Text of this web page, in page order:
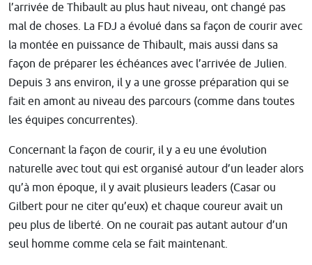
l’arrivée de Thibault au plus haut niveau, ont changé pas
mal de choses. La FDJ a évolué dans sa façon de courir avec
la montée en puissance de Thibault, mais aussi dans sa
façon de préparer les échéances avec l’arrivée de Julien.
Depuis 3 ans environ, il y a une grosse préparation qui se
fait en amont au niveau des parcours (comme dans toutes
les équipes concurrentes).
Concernant la façon de courir, il y a eu une évolution
naturelle avec tout qui est organisé autour d’un leader alors
qu’à mon époque, il y avait plusieurs leaders (Casar ou
Gilbert pour ne citer qu’eux) et chaque coureur avait un
peu plus de liberté. On ne courait pas autant autour d’un
seul homme comme cela se fait maintenant.